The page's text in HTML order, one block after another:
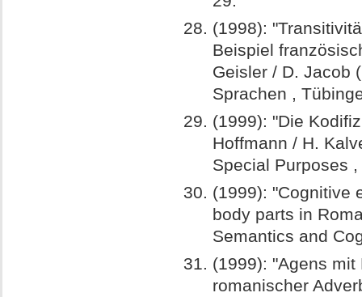
(1998):
Beispiel
Geisler / D. Jacob
Sprachen ,
(1999): "Die
Hoffmann / H.
Special Purposes
(1999): "Cognitive
body parts in
Semantics and
(1999): "Agens
romanischer